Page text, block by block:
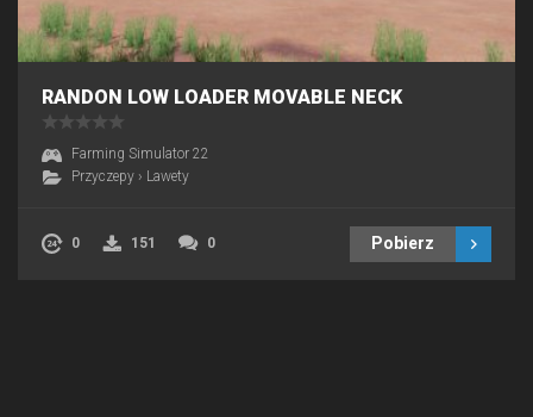
RANDON LOW LOADER MOVABLE NECK
Farming Simulator 22
Przyczepy › Lawety
0 151 0 Pobierz